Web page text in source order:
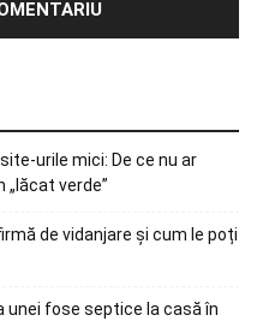
urile mici: De ce nu ar
verde”
de vidanjare și cum le poți
unei fose septice la casă în